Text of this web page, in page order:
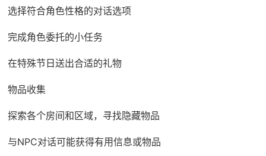
选择符合角色性格的对话选项
完成角色委托的小任务
在特殊节日送出合适的礼物
物品收集
探索各个房间和区域，寻找隐藏物品
与NPC对话可能获得有用信息或物品